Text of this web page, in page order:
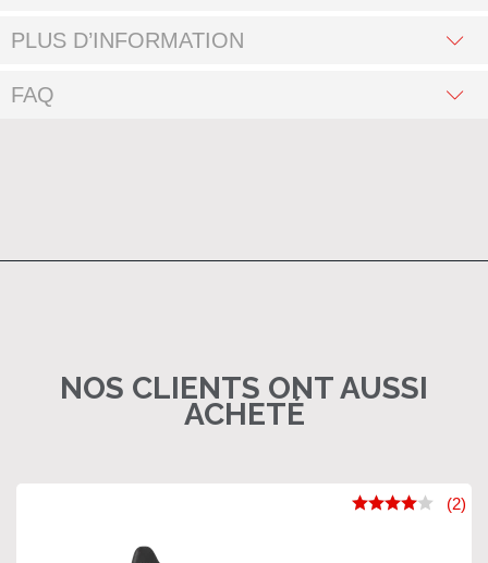
PLUS D’INFORMATION
FAQ
NOS CLIENTS ONT AUSSI
ACHETÉ
(2)